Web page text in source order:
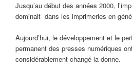
Jusqu’au début des années 2000,
dominait dans les imprimeries en
Aujourd’hui, le développement et le
permanent des presses numériques
considérablement changé la donne.